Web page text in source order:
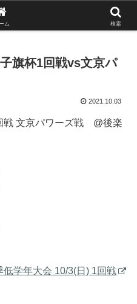
！境南ブレーブス！
旗杯1回戦vs文京パ
2021.10.03
戦 文京パワーズ戦 @後楽
学年大会 10/3(日) 1回戦
ム 検索